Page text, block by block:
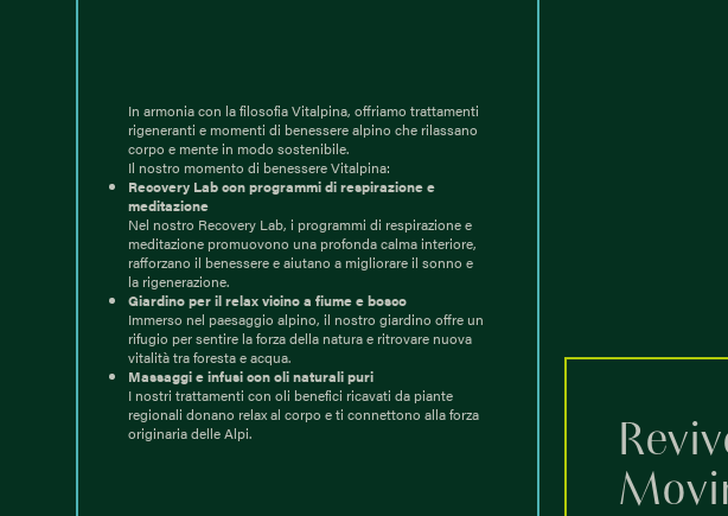
In armonia con la filosofia Vitalpina, offriamo trattamenti
rigeneranti e momenti di benessere alpino che rilassano
corpo e mente in modo sostenibile.
Il nostro momento di benessere Vitalpina:
Recovery Lab con programmi di respirazione e
meditazione
Nel nostro Recovery Lab, i programmi di respirazione e
meditazione promuovono una profonda calma interiore,
rafforzano il benessere e aiutano a migliorare il sonno e
la rigenerazione.
Giardino per il relax vicino a fiume e bosco
Immerso nel paesaggio alpino, il nostro giardino offre un
rifugio per sentire la forza della natura e ritrovare nuova
vitalità tra foresta e acqua.
Massaggi e infusi con oli naturali puri
I nostri trattamenti con oli benefici ricavati da piante
regionali donano relax al corpo e ti connettono alla forza
originaria delle Alpi.